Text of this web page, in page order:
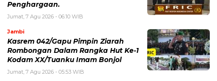
Penghargaan.
Jumat, 7 Agu 2026 - 06:10 WIB
Jambi
Kasrem 042/Gapu Pimpin Ziarah
Rombongan Dalam Rangka Hut Ke-1
Kodam XX/Tuanku Imam Bonjol
Jumat, 7 Agu 2026 - 05:53 WIB